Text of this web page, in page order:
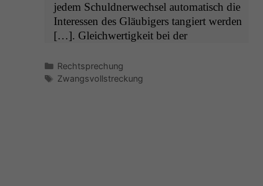
jedem Schuld­ner­wech­sel automa­tisch die
Inter­essen des Gläu­bigers tang­iert wer­den
[…]. Gle­ich­w­er­tigkeit bei der
Kategorien
Rechtsprechung
Schlagwörter
Zwangsvollstreckung